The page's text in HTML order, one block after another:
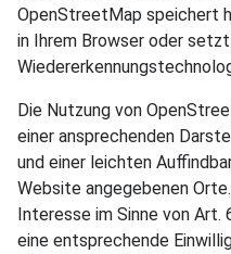
OpenStreetMap speichert
in Ihrem Browser oder
Die Nutzung von
einer ansprechenden
und einer leichten
Website angegebenen
Interesse im Sinne von Art.
eine entsprechende